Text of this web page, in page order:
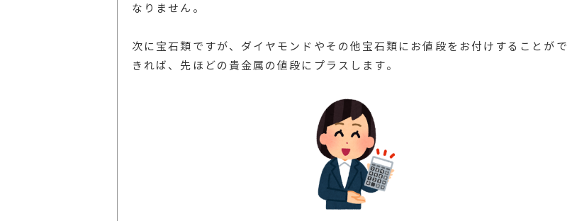
なりません。
次に宝石類ですが、ダイヤモンドやその他宝石類にお値段をお付けすることがで
きれば、先ほどの貴金属の値段にプラスします。